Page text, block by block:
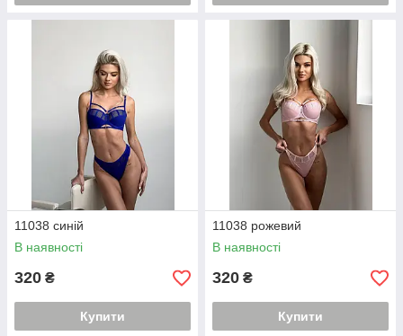
11038 синій
В наявності
320 ₴
Купити
11038 рожевий
В наявності
320 ₴
Купити